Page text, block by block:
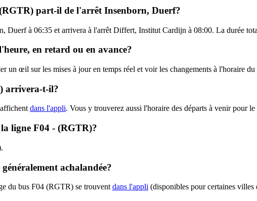
part-il de l'arrêt Insenborn, Duerf?
Duerf à 06:35 et arrivera à l'arrêt Differt, Institut Cardijn à 08:00. La durée
en retard ou en avance?
un œil sur les mises à jour en temps réel et voir les changements à l'horaire
arrivera-t-il?
dans l'appli. Vous y trouverez aussi l'horaire des départs à venir pour le
ligne F04 - (RGTR)?
achalandée?
du bus F04 (RGTR) se trouvent dans l'appli (disponibles pour certaines villes